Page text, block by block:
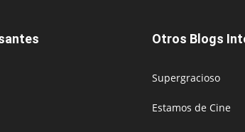
Otros Blogs
Supergracioso
Estamos de Cine